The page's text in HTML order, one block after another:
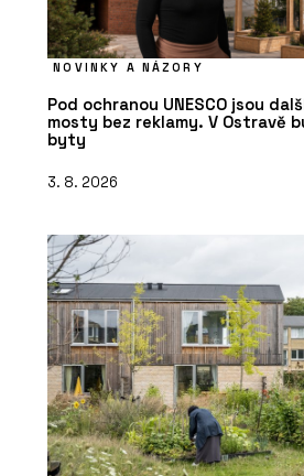
NOVINKY A NÁZORY
Pod ochranou UNESCO jsou
mosty bez reklamy. V Ostravě
byty
3. 8. 2026